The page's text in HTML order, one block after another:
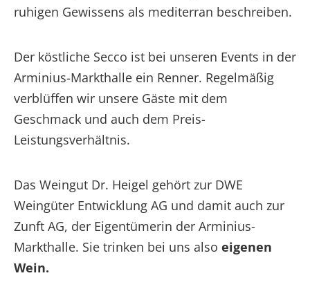
ruhigen Gewissens als mediterran beschreiben.
Der köstliche Secco ist bei unseren Events in der
Arminius-Markthalle ein Renner. Regelmäßig
verblüffen wir unsere Gäste mit dem
Geschmack und auch dem Preis-
Leistungsverhältnis.
Das Weingut Dr. Heigel gehört zur DWE
Weingüter Entwicklung AG und damit auch zur
Zunft AG, der Eigentümerin der Arminius-
Markthalle. Sie trinken bei uns also eigenen
Wein.